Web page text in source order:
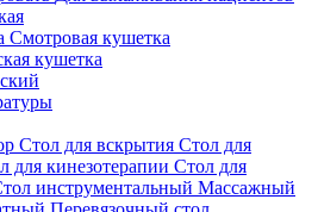
Смотровая кушетка
кушетка
Стол для вскрытия Стол для
для кинезотерапии Стол для
инструментальный Массажный